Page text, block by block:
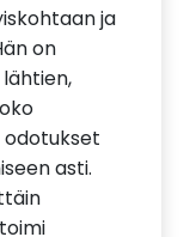
ja
on
odotukset
asti.